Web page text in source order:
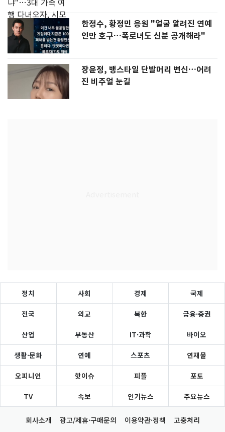
한정수, 황정민 응원 "얼굴 알려진 연예
인만 호구…폭로녀도 신분 공개해라"
장윤정, 뱅스타일 단발머리 변신…어려
진 비주얼 눈길
정치 사회 경제 국제
전국 외교 북한 금융·증권
산업 부동산 IT·과학 바이오
생활·문화 연예 스포츠 연재물
오피니언 핫이슈 피플 포토
TV 속보 인기뉴스 주요뉴스
회사소개 광고/제휴·구매문의 이용약관·정책 고충처리